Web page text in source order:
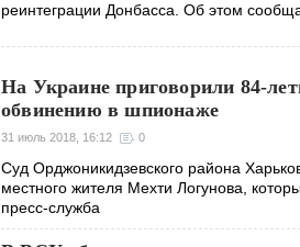
реинтеграции Донбасса. Об этом
На Украине приговорили 84-
обвинению в шпионаже
31 июль 2018, 16:12 0
Суд Орджоникидзевского района
местного жителя Мехти Логунова,
пресс-служба